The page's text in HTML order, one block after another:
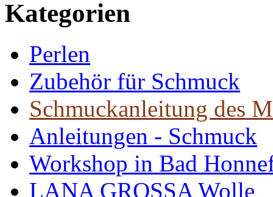
Kategorien
Perlen
Zubehör für Schmuck
Schmuckanleitung des
Anleitungen - Schmuck
Workshop in Bad
LANA GROSSA Wolle